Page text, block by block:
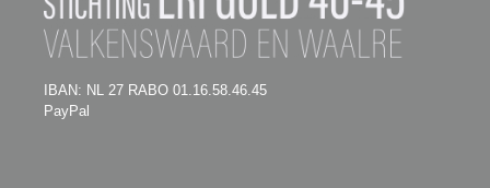
IBAN: NL 27 RABO 01.16.58.46.45
PayPal